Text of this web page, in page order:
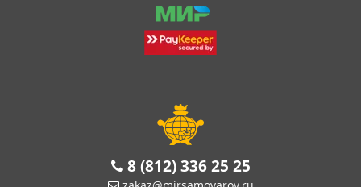
8 (812) 336 25 25